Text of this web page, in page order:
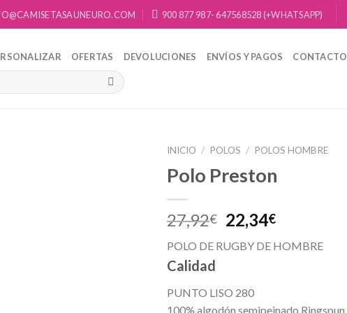
900 877 987- 647568528 (+WHATSAPP)
OFERTAS DEVOLUCIONES ENVÍOS Y PAGOS
CONTACTO
INICIO / POLOS / POLOS HOMBRE
Polo Preston
27,92€ 22,34€
POLO DE RUGBY DE HOMBRE
Calidad
PUNTO LISO 280
100% algodón semipeinado Ringspun